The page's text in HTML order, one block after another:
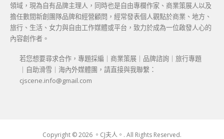
領域，現為自有品牌主理人，同時也是自由專欄作家、商業策展人以及
擔任數間新創團隊品牌和經營顧問，經常發表個人觀點於商業、地方、
旅行、生活、女力與自由工作媒體或平台，致力於成為一位啟發人心的
內容創作者。
若您想要尋求合作，專題採編｜商業策展｜品牌諮詢｜旅行專題
｜自助滑雪｜海內外媒體團，請直接與我聯繫：
cjscene.info@gmail.com
Copyright © 2026 。CJ夫人。. All Rights Reserved.